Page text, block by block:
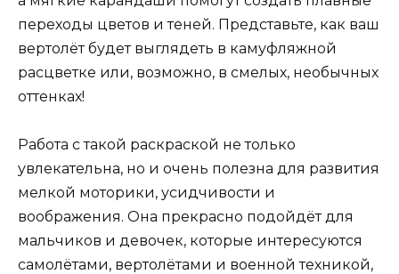
переходы цветов и теней. Представьте, как ваш
вертолёт будет выглядеть в камуфляжной
расцветке или, возможно, в смелых, необычных
оттенках!
Работа с такой раскраской не только
увлекательна, но и очень полезна для развития
мелкой моторики, усидчивости и
воображения. Она прекрасно подойдёт для
мальчиков и девочек, которые интересуются
самолётами, вертолётами и военной техникой,